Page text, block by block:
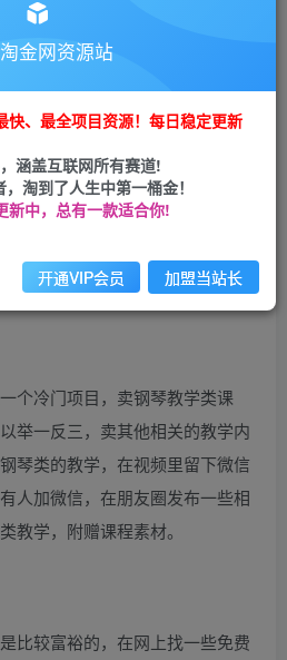
金币99
立即购买
录！建议登陆后购买，可保存购买订单
享课，视频版一条龙实操玩法分
个冷门项目，卖钢琴教学类课
举一反三，卖其他相关的教学内
琴类的教学，在视频里留下微信
人加微信，在朋友圈发布一些相
教学，附赠课程素材。
比较富裕的，在网上找一些免费
金网资源站
快、最全项目资源！每日稳定更新
涵盖互联网所有赛道!
淘到了人生中第一桶金！
新中，总有一款适合你!
开通VIP会员 加盟当站长